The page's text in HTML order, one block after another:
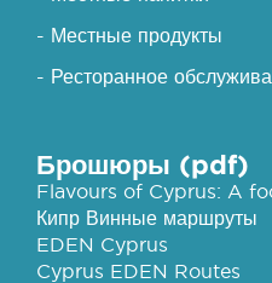
- Местные продукты
- Ресторанное
Брошюры (pdf)
Flavours of Cyprus: A
Кипр Винные маршруты
EDEN Cyprus
Cyprus EDEN Routes